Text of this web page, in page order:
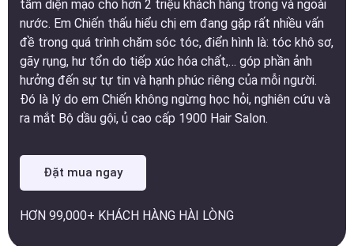
tầm diện mạo cho hơn 2 triệu khách hàng trong và ngoài
nước. Em Chiến thấu hiểu chị em đang gặp rất nhiều vấn
đề trong quá trình chăm sóc tóc, điển hình là: tóc khô sơ,
gãy rụng, hư tổn do tiếp xúc hóa chất,… góp phần ảnh
hưởng đến sự tự tin và hạnh phúc riêng của mỗi người.
Đó là lý do em Chiến không ngừng học hỏi, nghiên cứu và
ra mắt Bộ dầu gội, ủ cao cấp 1900 Hair Salon.
Đặt mua ngay
HƠN 99,000+ KHÁCH HÀNG HÀI LÒNG